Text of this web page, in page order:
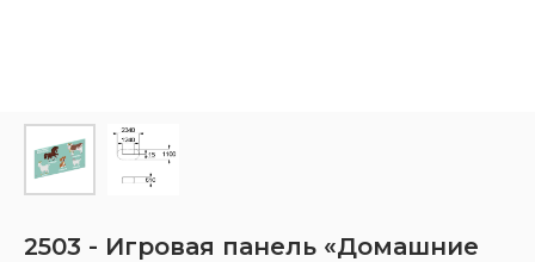
2503 - Игровая панель «Домашние